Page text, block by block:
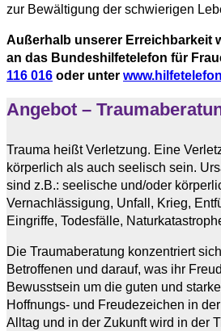
zur Bewältigung der schwierigen
Außerhalb unserer Erreichbarkeit
an das Bundeshilfetelefon für
116 016 oder unter
Angebot –
Trauma heißt Verletzung. Eine
körperlich als auch seelisch sein.
sind z.B.: seelische und/oder
Vernachlässigung, Unfall, Krieg,
Eingriffe, Todesfälle,
Die Traumaberatung konzentriert
Betroffenen und darauf, was ihr
Bewusstsein um die guten und
Hoffnungs- und Freudezeichen in
Alltag und in der Zukunft wird in der